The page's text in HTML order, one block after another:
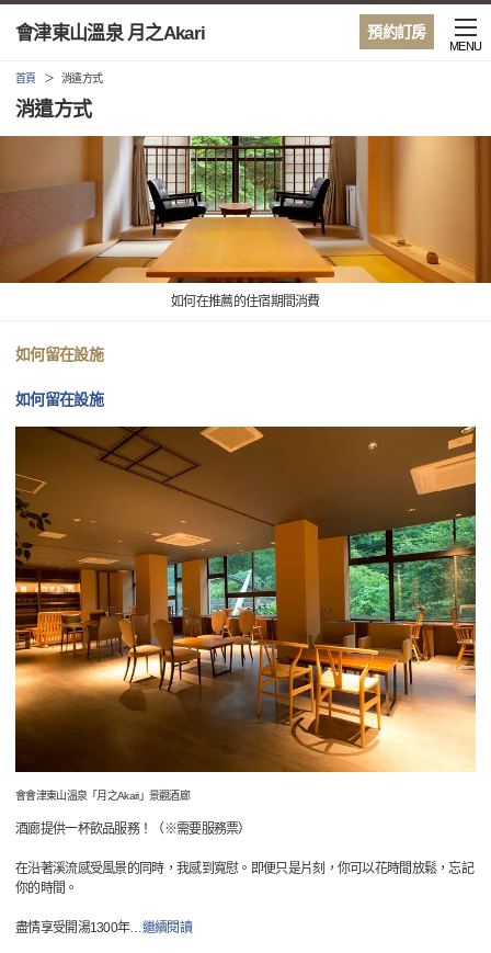
預約訂房
會津東山溫泉 月之Akari
MENU
首頁 消遣方式
消遣方式
如何在推薦的住宿期間消費
如何留在設施
如何留在設施
會會津東山溫泉「月之Akari」景觀酒廊
酒廊提供一杯飲品服務！（※需要服務票）
在沿著溪流感受風景的同時，我感到寬慰。即便只是片刻，你可以花時間放鬆，忘記
你的時間。
盡情享受開湯1300年…繼續閱讀